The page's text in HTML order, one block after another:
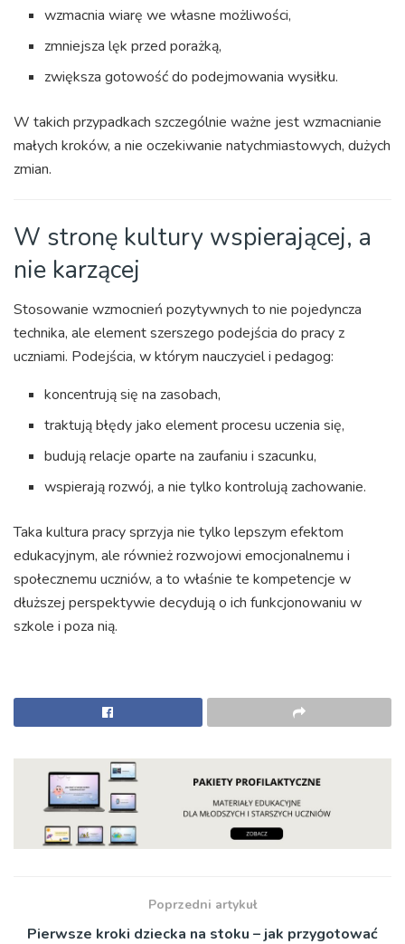
wzmacnia wiarę we własne możliwości,
zmniejsza lęk przed porażką,
zwiększa gotowość do podejmowania wysiłku.
W takich przypadkach szczególnie ważne jest wzmacnianie
małych kroków, a nie oczekiwanie natychmiastowych, dużych
zmian.
W stronę kultury wspierającej, a
nie karzącej
Stosowanie wzmocnień pozytywnych to nie pojedyncza
technika, ale element szerszego podejścia do pracy z
uczniami. Podejścia, w którym nauczyciel i pedagog:
koncentrują się na zasobach,
traktują błędy jako element procesu uczenia się,
budują relacje oparte na zaufaniu i szacunku,
wspierają rozwój, a nie tylko kontrolują zachowanie.
Taka kultura pracy sprzyja nie tylko lepszym efektom
edukacyjnym, ale również rozwojowi emocjonalnemu i
społecznemu uczniów, a to właśnie te kompetencje w
dłuższej perspektywie decydują o ich funkcjonowaniu w
szkole i poza nią.
Poprzedni artykuł
Pierwsze kroki dziecka na stoku – jak przygotować